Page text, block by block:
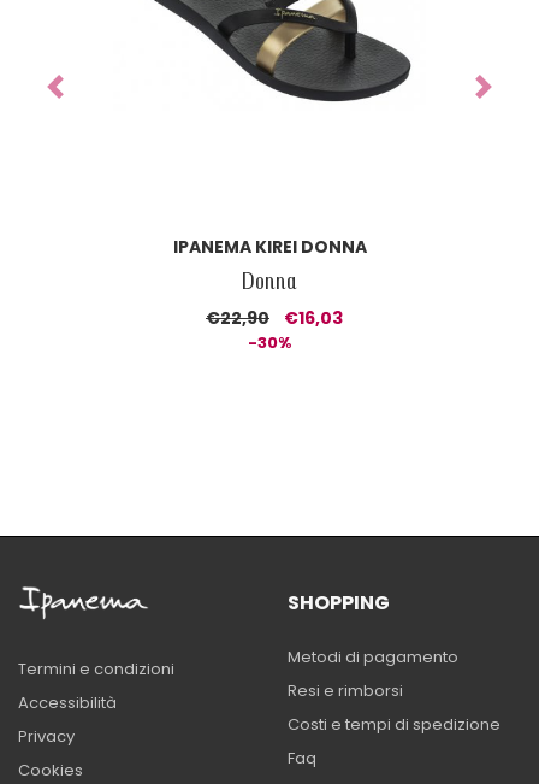
IPANEMA KIREI DONNA
Donna
€22,90 €16,03
-30%
Previous Next
Termini e condizioni
Accessibilità
Privacy
Cookies
SHOPPING
Metodi di pagamento
Resi e rimborsi
Costi e tempi di spedizione
Faq